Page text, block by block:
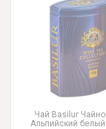
Чай Basilur
Альпийский